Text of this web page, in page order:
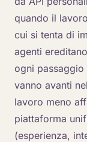
quando il
cui si tenta di
agenti
ogni
vanno avanti
lavoro meno
piattaforma
(esperienza,